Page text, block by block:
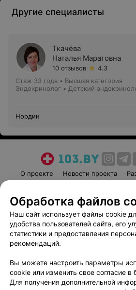
Другие специалисты
Ткачёва
Наталья Маратовна
10 отзывов
4.3
Стаж 33 года • Высшая категория
Эндокринолог • Детский
Нордин
О проекте Новости проекта
Пользовательское соглашение
Вакансии
Написать
Обработка
Обработка файлов
Наш сайт использует файлы cookie
удобства пользователей сайта, его
статистики и предоставления
рекомендаций.
Вы можете настроить параметры
cookie или изменить свое согласие в
Для получения дополнительной